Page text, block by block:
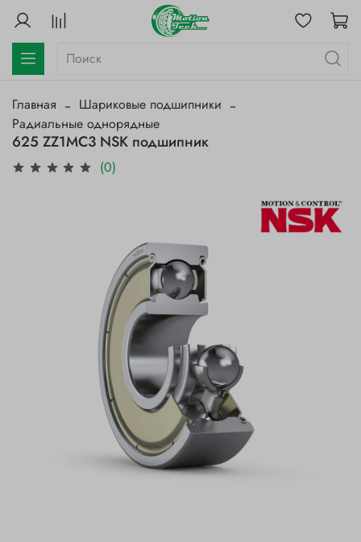
Главная
Шариковые подшипники
Радиальные однорядные
625 ZZ1MC3 NSK подшипник
(0)